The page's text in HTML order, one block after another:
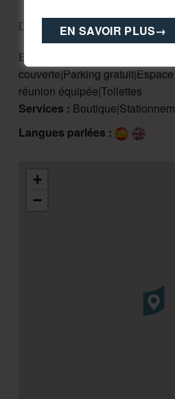
+
−
Dernières entrées 1h avant la
Equipements :
couverte|Parking
réunion équipée|Toilettes
Services :
Langues parlées :
EN SAVOIR PLUS→